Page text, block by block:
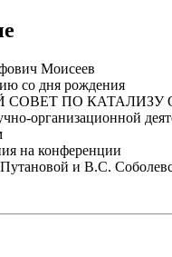
Моисеев
со дня рождения
СОВЕТ ПО КАТАЛИЗУ
организационной
на конференции
и В.С.